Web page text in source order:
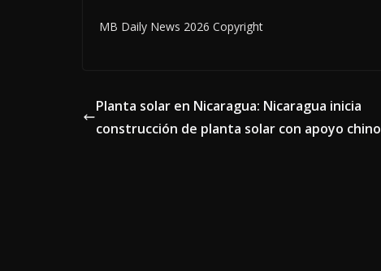
MB Daily News 2026 Copyright
Planta solar en Nicaragua: Nicaragua inicia
construcción de planta solar con apoyo chino